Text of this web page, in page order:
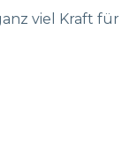
viel Kraft für